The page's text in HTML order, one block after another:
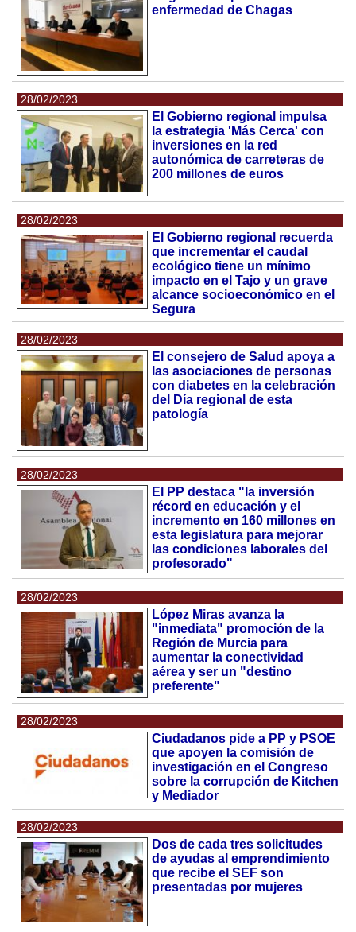
enfermedad de Chagas
28/02/2023
El Gobierno regional impulsa
la estrategia 'Más Cerca' con
inversiones en la red
autonómica de carreteras de
200 millones de euros
28/02/2023
El Gobierno regional recuerda
que incrementar el caudal
ecológico tiene un mínimo
impacto en el Tajo y un grave
alcance socioeconómico en el
Segura
28/02/2023
El consejero de Salud apoya a
las asociaciones de personas
con diabetes en la celebración
del Día regional de esta
patología
28/02/2023
El PP destaca "la inversión
récord en educación y el
incremento en 160 millones en
esta legislatura para mejorar
las condiciones laborales del
profesorado"
28/02/2023
López Miras avanza la
"inmediata" promoción de la
Región de Murcia para
aumentar la conectividad
aérea y ser un "destino
preferente"
28/02/2023
Ciudadanos pide a PP y PSOE
que apoyen la comisión de
investigación en el Congreso
sobre la corrupción de Kitchen
y Mediador
28/02/2023
Dos de cada tres solicitudes
de ayudas al emprendimiento
que recibe el SEF son
presentadas por mujeres